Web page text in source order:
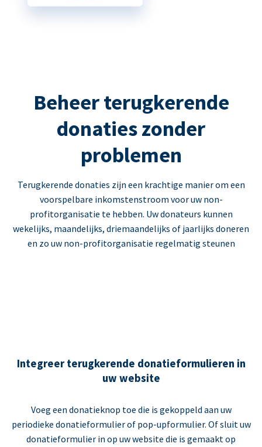
Beheer terugkerende
donaties zonder
problemen
Terugkerende donaties zijn een krachtige manier om een
voorspelbare inkomstenstroom voor uw non-
profitorganisatie te hebben. Uw donateurs kunnen
wekelijks, maandelijks, driemaandelijks of jaarlijks doneren
en zo uw non-profitorganisatie regelmatig steunen
Integreer terugkerende donatieformulieren in
uw website
Voeg een donatieknop toe die is gekoppeld aan uw
periodieke donatieformulier of pop-upformulier. Of sluit uw
donatieformulier in op uw website die is gemaakt op